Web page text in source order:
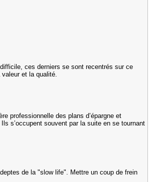
ces derniers se sont recentrés sur ce
valeur et la qualité.
professionnelle des plans d’épargne et
s’occupent souvent par la suite en se tournant
de la "slow life". Mettre un coup de frein